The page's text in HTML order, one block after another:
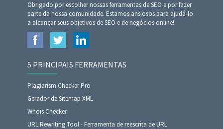
Obrigado por escolher nossas ferramentas de SEO e por fazer
parte da nossa comunidade. Estamos ansiosos para ajudá-lo
a alcançar seus objetivos de SEO e de negócios online!
5 PRINCIPAIS FERRAMENTAS
Plagiarism Checker Pro
Gerador de Sitemap XML
Whois Checker
URL Rewriting Tool - Ferramenta de reescrita de URL